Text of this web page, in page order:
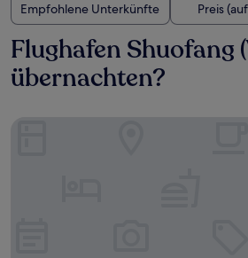
Empfohlene Unterkünfte Preis
Flughafen Shuofang
übernachten?